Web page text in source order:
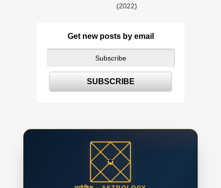
(2022)
Get new posts by email